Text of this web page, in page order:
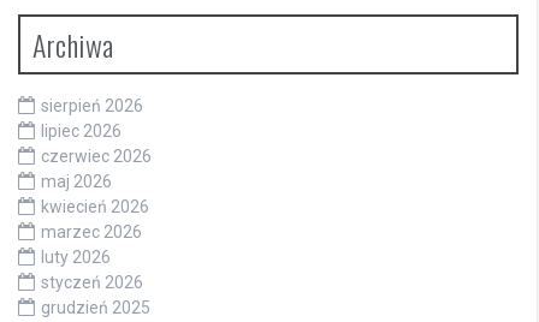
Archiwa
sierpień 2026
lipiec 2026
czerwiec 2026
maj 2026
kwiecień 2026
marzec 2026
luty 2026
styczeń 2026
grudzień 2025